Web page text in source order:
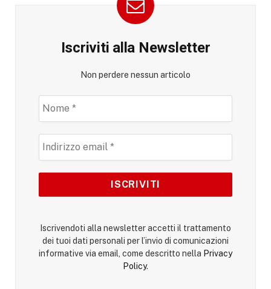
Iscriviti alla Newsletter
Non perdere nessun articolo
Iscrivendoti alla newsletter accetti il trattamento
dei tuoi dati personali per l’invio di comunicazioni
informative via email, come descritto nella Privacy
Policy.